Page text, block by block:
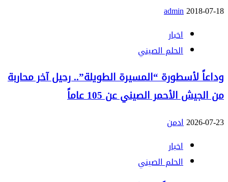
2018-07-18
admin
اخبار
الحلم الصيني
وداعاً لأسطورة “المسيرة الطويلة”.. رحيل آخر محاربة
من الجيش الأحمر الصيني عن 105 عاماً
2026-07-23ادمن
اخبار
الحلم الصيني